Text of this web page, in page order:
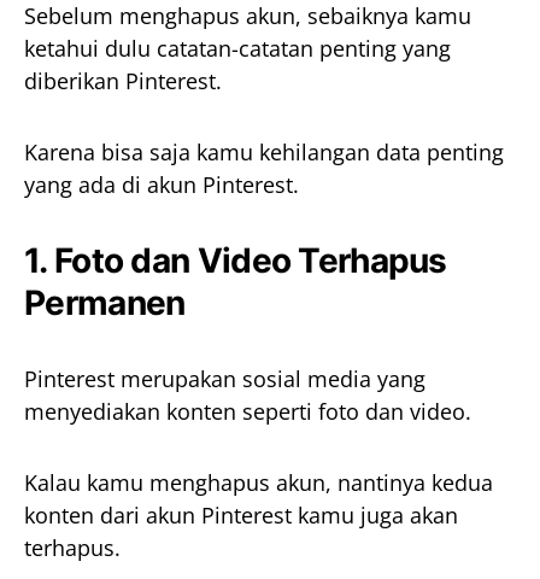
Sebelum menghapus akun, sebaiknya kamu
ketahui dulu catatan-catatan penting yang
diberikan Pinterest.
Karena bisa saja kamu kehilangan data penting
yang ada di akun Pinterest.
1. Foto dan Video Terhapus
Permanen
Pinterest merupakan sosial media yang
menyediakan konten seperti foto dan video.
Kalau kamu menghapus akun, nantinya kedua
konten dari akun Pinterest kamu juga akan
terhapus.